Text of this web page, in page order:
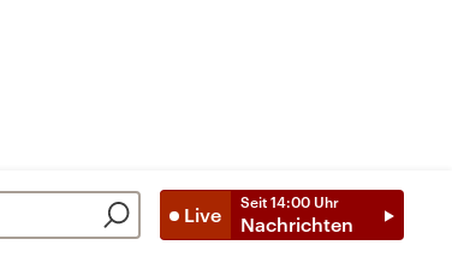
Live
Seit 14:00 Uhr
Nachrichten